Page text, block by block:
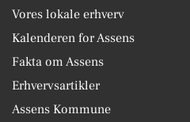
Vores lokale erhverv
Kalenderen for Assens
Fakta om Assens
Erhvervsartikler
Assens Kommune